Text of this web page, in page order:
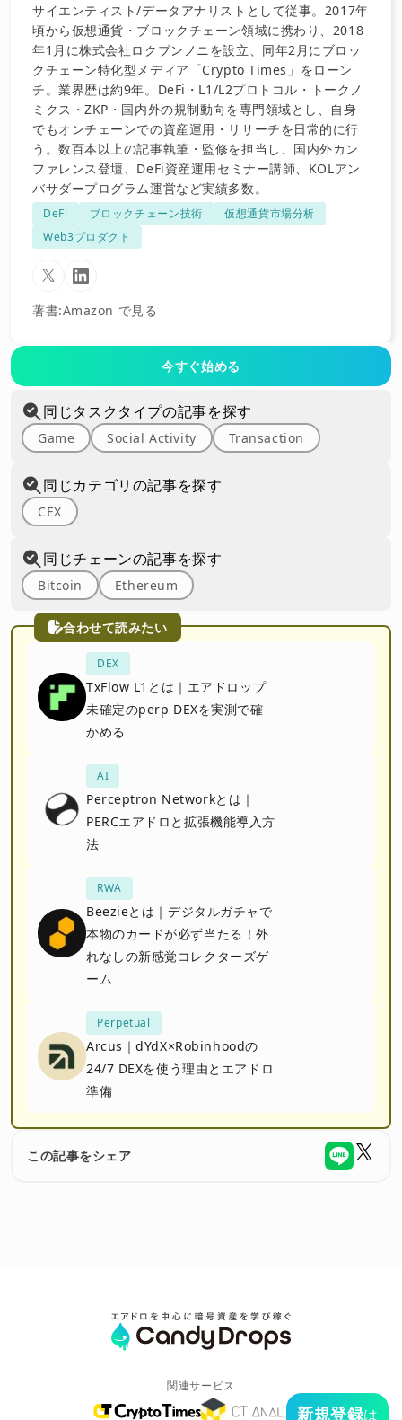
サイエンティスト/データアナリストとして従事。2017年
頃から仮想通貨・ブロックチェーン領域に携わり、2018
年1月に株式会社ロクブンノニを設立、同年2月にブロッ
クチェーン特化型メディア「Crypto Times」をローン
チ。業界歴は約9年。DeFi・L1/L2プロトコル・トークノ
ミクス・ZKP・国内外の規制動向を専門領域とし、自身
でもオンチェーンでの資産運用・リサーチを日常的に行
う。数百本以上の記事執筆・監修を担当し、国内外カン
ファレンス登壇、DeFi資産運用セミナー講師、KOLアン
バサダープログラム運営など実績多数。
DeFi ブロックチェーン技術
仮想通貨市場分析
Web3プロダクト
著書:Amazon で見る
今すぐ始める
合わせて読みたい
DEX
TxFlow L1とは｜エアドロップ
未確定のperp DEXを実測で確
かめる
AI
Perceptron Networkとは｜
PERCエアドロと拡張機能導入方
法
RWA
Beezieとは｜デジタルガチャで
本物のカードが必ず当たる！外
れなしの新感覚コレクターズゲ
ーム
Perpetual
Arcus｜dYdX×Robinhoodの
24/7 DEXを使う理由とエアドロ
準備
同じタスクタイプの記事を探す
Game Social Activity Transaction
同じカテゴリの記事を探す
CEX
同じチェーンの記事を探す
Bitcoin Ethereum
この記事をシェア
新規登録は
関連サービス